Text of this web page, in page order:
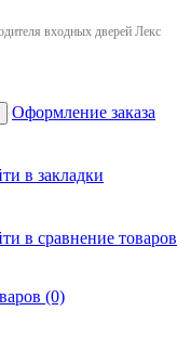
входных дверей Лекс
Оформление заказа
в закладки
в сравнение товаров
(0)